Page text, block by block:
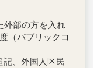
外部の方を入れ
（パブリックコ
、外国人区民